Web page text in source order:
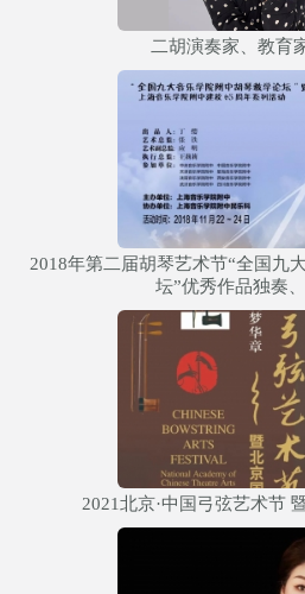
二胡演奏家、教育
2018年第二届胡琴艺术节“全国九
坛”优秀作品独奏
2021北京·中国弓弦艺术节